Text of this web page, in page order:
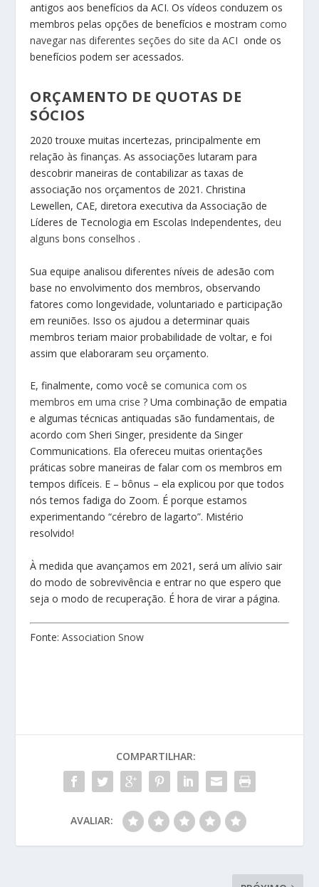
antigos aos benefícios da ACI. Os vídeos conduzem os
membros pelas opções de benefícios e mostramcomo
navegar nas diferentes seções do site da ACI onde os
benefícios podem ser acessados.
ORÇAMENTO DE QUOTAS DE
SÓCIOS
2020 trouxe muitas incertezas, principalmente em
relação às finanças. As associações lutaram para
descobrir maneiras de contabilizar as taxas de
associação nos orçamentos de 2021. Christina
Lewellen, CAE, diretora executiva da Associação de
Líderes de Tecnologia em Escolas Independentes, deu
alguns bons conselhos .
Sua equipe analisou diferentes níveis de adesão com
base no envolvimento dos membros, observando
fatores como longevidade, voluntariado e participação
em reuniões. Isso os ajudou a determinar quais
membros teriam maior probabilidade de voltar, e foi
assim que elaboraram seu orçamento.
E, finalmente, como você secomunica com os
membros em uma crise ? Uma combinação de empatia
e algumas técnicas antiquadas são fundamentais, de
acordo com Sheri Singer, presidente da Singer
Communications. Ela ofereceu muitas orientações
práticas sobre maneiras de falar com os membros em
tempos difíceis. E – bônus – ela explicou por que todos
nós temos fadiga do Zoom. É porque estamos
experimentando “cérebro de lagarto”. Mistério
resolvido!
À medida que avançamos em 2021, será um alívio sair
do modo de sobrevivência e entrar no que espero que
seja o modo de recuperação. É hora de virar a página.
Fonte:Association Snow
COMPARTILHAR:
AVALIAR: